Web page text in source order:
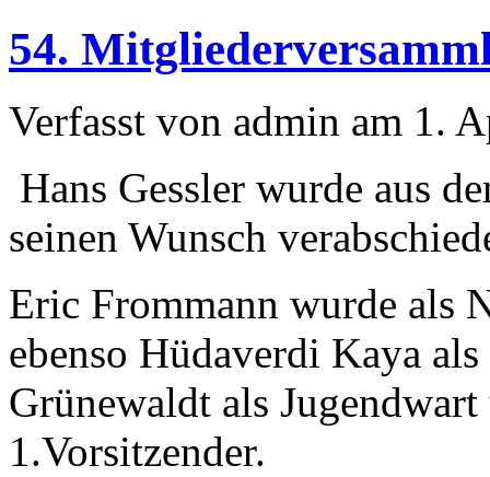
54.
Verfasst von admin am 1.
Hans Gessler wurde aus
seinen Wunsch
Eric Frommann wurde als
ebenso Hüdaverdi Kaya
Grünewaldt als
1.Vorsitzender.